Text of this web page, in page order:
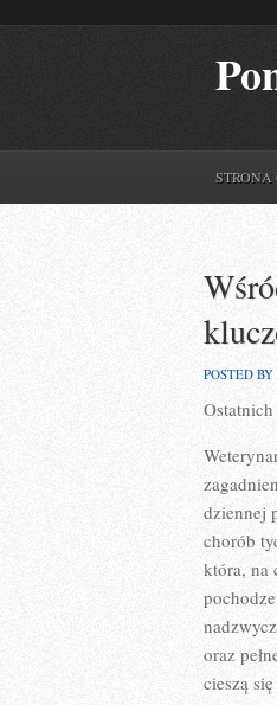
STRONA
POSTED
dziennej
chorób
która, na
oraz
cieszą